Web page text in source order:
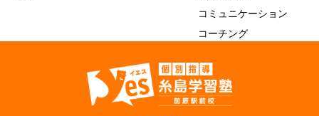
コミュニケーション
コーチング